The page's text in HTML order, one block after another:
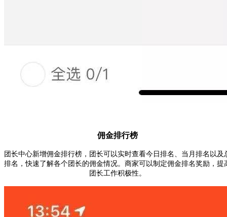
佣金排行榜
团长中心新增佣金排行榜 ，团长可以实时查看今日排名、当月排名以及
排名 ，快速了解各个团长的佣金情况。商家可以制定佣金排名奖励，提
团长工作积极性。